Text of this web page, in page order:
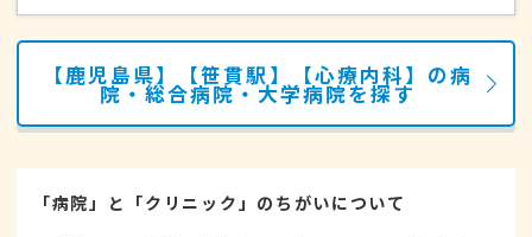
【鹿児島県】【笹貫駅】【心療内科】の病
院・総合病院・大学病院を探す
「病院」と「クリニック」のちがいについて